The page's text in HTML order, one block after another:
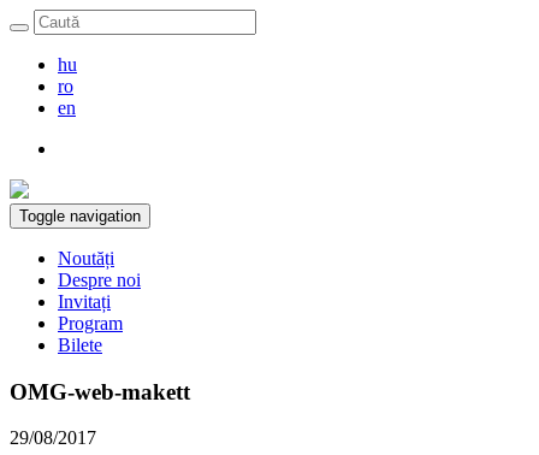
hu
ro
en
Toggle navigation
Noutăți
Despre noi
Invitați
Program
Bilete
OMG-web-makett
29/08/2017